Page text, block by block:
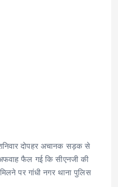
दोपहर अचानक सड़क से
फैल गई कि सीएनजी की
पर गांधी नगर थाना पुलिस